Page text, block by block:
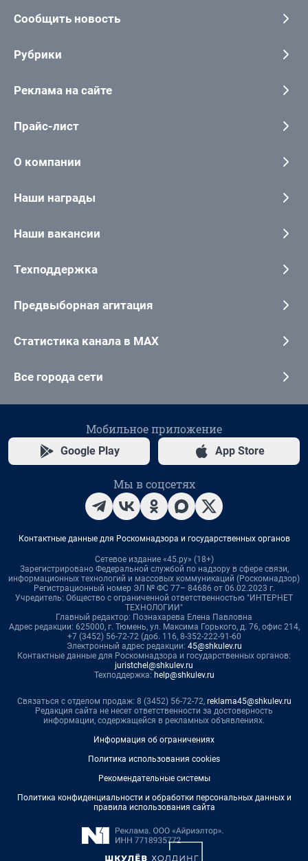
Сообщить новость
Рубрики
Реклама на сайте
Прайс-лист
О компании
Наши награды
Наши вакансии
Техподдержка
Предвыборная агитация
Статистика канала в MAX
Все города сети
Мобильное приложение
Google Play App Store
Мы в соцсетях
Контактные данные для Роскомнадзора и государственных органов
Сетевое издание «45.ру» (18+)
Зарегистрировано Федеральной службой по надзору в сфере связи,
информационных технологий и массовых коммуникаций (Роскомнадзор)
Регистрационный номер ЭЛ № ФС 77– 84686 от 06.02.2023 г.
Учредитель: Общество с ограниченной ответственностью "ИНТЕРНЕТ
ТЕХНОЛОГИИ"
Главный редактор: Познахарева Елена Павловна
Адрес редакции: 625000, г. Тюмень, ул. Максима Горького, д. 76, офис 214,
+7 (3452) 56-72-72 (доб. 116, 8-352-222-91-60
Электронный адрес редакции: 45@shkulev.ru
Контактные данные для Роскомнадзора и государственных органов:
juristchel@shkulev.ru
Техподдержка: help@shkulev.ru
Связаться с отделом продаж: 8 (3452) 56-72-72, reklama45@shkulev.ru
Редакция сайта не несет ответственности за достоверность
информации, содержащейся в рекламных объявлениях.
Информация об ограничениях
Политика использования cookies
Рекомендательные системы
Политика конфиденциальности и обработки персональных данных и
правила использования сайта